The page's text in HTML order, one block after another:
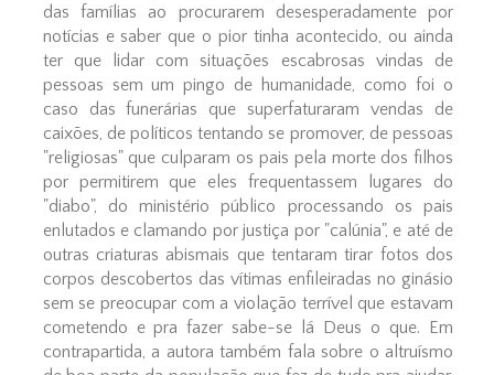
das famílias ao procurarem desesperadamente por
notícias e saber que o pior tinha acontecido, ou ainda
ter que lidar com situações escabrosas vindas de
pessoas sem um pingo de humanidade, como foi o
caso das funerárias que superfaturaram vendas de
caixões, de políticos tentando se promover, de pessoas
"religiosas" que culparam os pais pela morte dos filhos
por permitirem que eles frequentassem lugares do
"diabo", do ministério público processando os pais
enlutados e clamando por justiça por "calúnia", e até de
outras criaturas abismais que tentaram tirar fotos dos
corpos descobertos das vítimas enfileiradas no ginásio
sem se preocupar com a violação terrível que estavam
cometendo e pra fazer sabe-se lá Deus o que. Em
contrapartida, a autora também fala sobre o altruísmo